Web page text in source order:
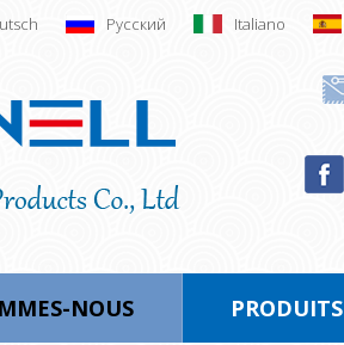
Русский Italiano
NOUS PRODUITS